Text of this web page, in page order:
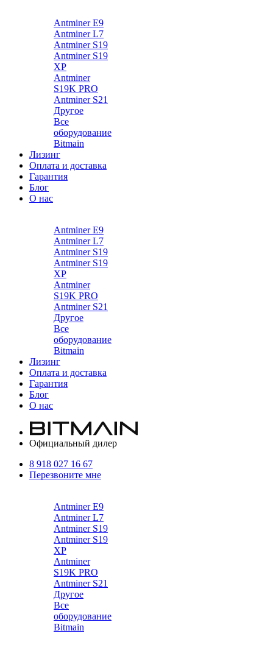
Antminer E9
Antminer L7
Antminer S19
Antminer S19
XP
Antminer
S19K PRO
Antminer S21
Другое
Все
оборудование
Bitmain
Лизинг
Оплата и доставка
Гарантия
Блог
О нас
Antminer E9
Antminer L7
Antminer S19
Antminer S19
XP
Antminer
S19K PRO
Antminer S21
Другое
Все
оборудование
Bitmain
Лизинг
Оплата и доставка
Гарантия
Блог
О нас
Официальный дилер
8 918 027 16 67
Перезвоните мне
Antminer E9
Antminer L7
Antminer S19
Antminer S19
XP
Antminer
S19K PRO
Antminer S21
Другое
Все
оборудование
Bitmain